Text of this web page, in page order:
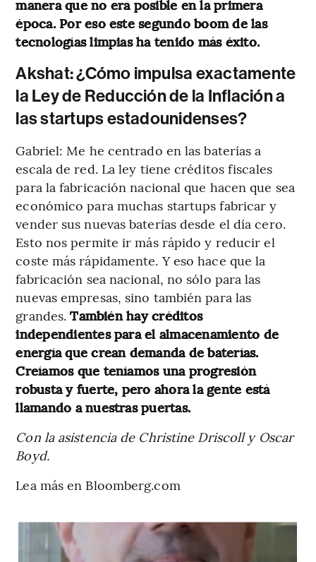
manera que no era posible en la primera
época. Por eso este segundo boom de las
tecnologías limpias ha tenido más éxito.
Akshat: ¿Cómo impulsa exactamente
la Ley de Reducción de la Inflación a
las startups estadounidenses?
Gabriel: Me he centrado en las baterías a
escala de red. La ley tiene créditos fiscales
para la fabricación nacional que hacen que sea
económico para muchas startups fabricar y
vender sus nuevas baterías desde el día cero.
Esto nos permite ir más rápido y reducir el
coste más rápidamente. Y eso hace que la
fabricación sea nacional, no sólo para las
nuevas empresas, sino también para las
grandes.También hay créditos
independientes para el almacenamiento de
energía que crean demanda de baterías.
Creíamos que teníamos una progresión
robusta y fuerte, pero ahora la gente está
llamando a nuestras puertas.
Con la asistencia de Christine Driscoll y Oscar
Boyd.
Lea más en Bloomberg.com